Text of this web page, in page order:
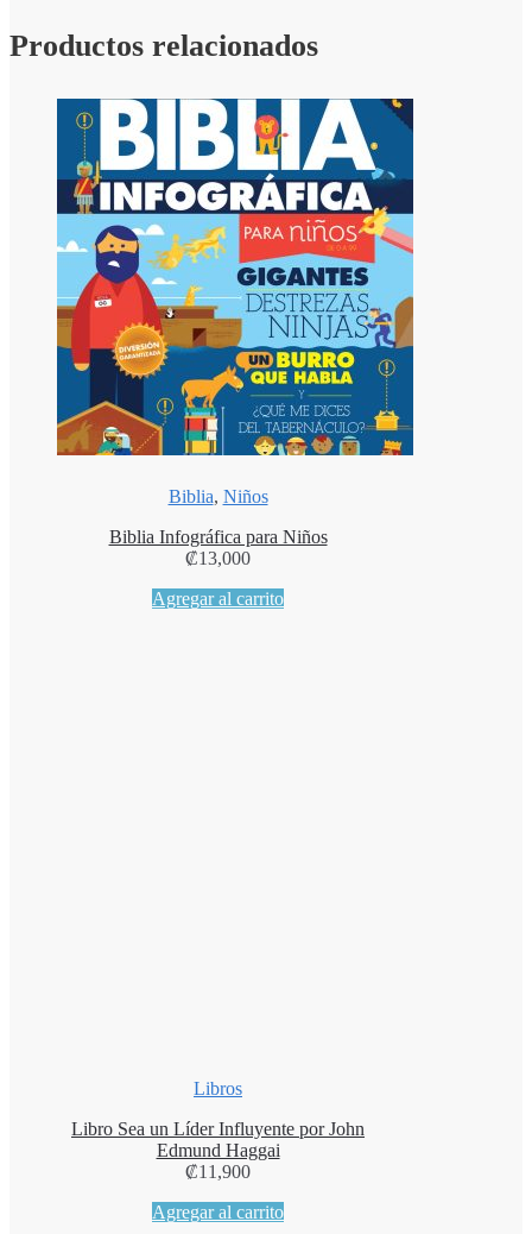
Productos relacionados
Biblia, Niños
Biblia Infográfica para Niños
₡13,000
Agregar al carrito
Libros
Libro Sea un Líder Influyente por John
Edmund Haggai
₡11,900
Agregar al carrito